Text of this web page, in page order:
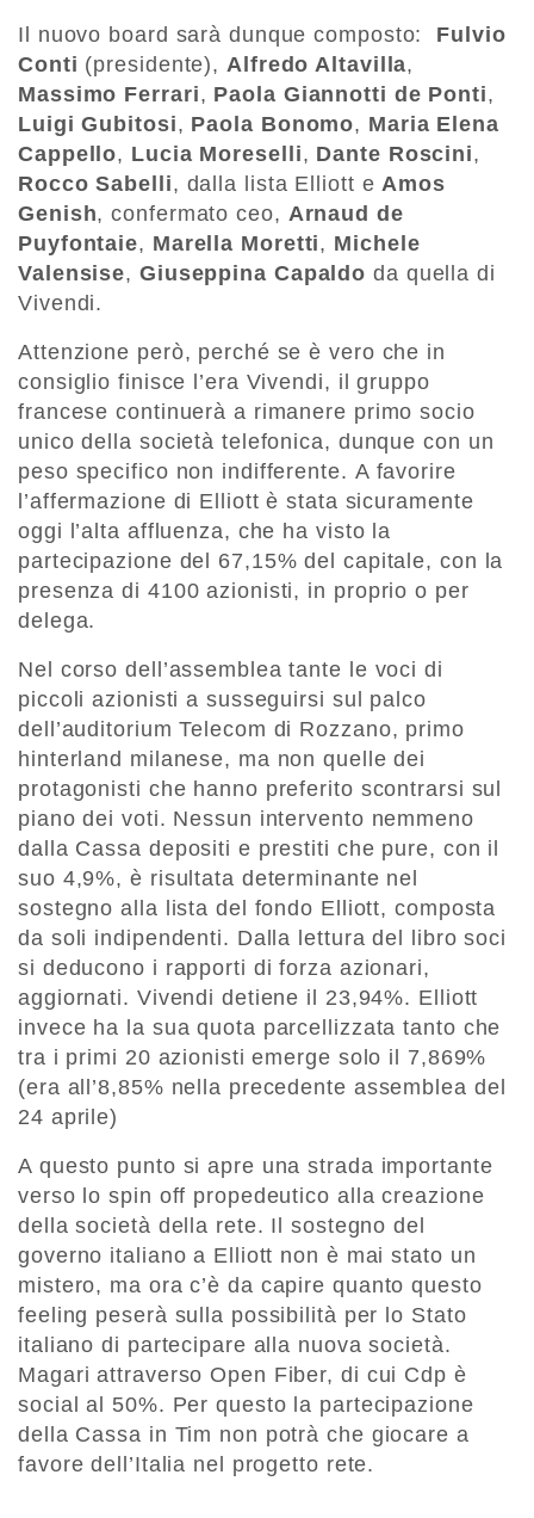
Il nuovo board sarà dunque composto: Fulvio
Conti (presidente), Alfredo Altavilla,
Massimo Ferrari, Paola Giannotti de Ponti,
Luigi Gubitosi, Paola Bonomo, Maria Elena
Cappello, Lucia Moreselli, Dante Roscini,
Rocco Sabelli, dalla lista Elliott eAmos
Genish, confermato ceo, Arnaud de
Puyfontaie, Marella Moretti, Michele
Valensise, Giuseppina Capaldo da quella di
Vivendi.
Attenzione però, perché se è vero che in
consiglio finisce l’era Vivendi, il gruppo
francese continuerà a rimanere primo socio
unico della società telefonica, dunque con un
peso specifico non indifferente. A favorire
l’affermazione di Elliott è stata sicuramente
oggi l’alta affluenza, che ha visto la
partecipazione del 67,15% del capitale, con la
presenza di 4100 azionisti, in proprio o per
delega.
Nel corso dell’assemblea tante le voci di
piccoli azionisti a susseguirsi sul palco
dell’auditorium Telecom di Rozzano, primo
hinterland milanese, ma non quelle dei
protagonisti che hanno preferito scontrarsi sul
piano dei voti. Nessun intervento nemmeno
dalla Cassa depositi e prestiti che pure, con il
suo 4,9%, è risultata determinante nel
sostegno alla lista del fondo Elliott, composta
da soli indipendenti. Dalla lettura del libro soci
si deducono i rapporti di forza azionari,
aggiornati. Vivendi detiene il 23,94%. Elliott
invece ha la sua quota parcellizzata tanto che
tra i primi 20 azionisti emerge solo il 7,869%
(era all’8,85% nella precedente assemblea del
24 aprile)
A questo punto si apre una strada importante
verso lo spin off propedeutico alla creazione
della società della rete. Il sostegno del
governo italiano a Elliott non è mai stato un
mistero, ma ora c’è da capire quanto questo
feeling peserà sulla possibilità per lo Stato
italiano di partecipare alla nuova società.
Magari attraverso Open Fiber, di cui Cdp è
social al 50%. Per questo la partecipazione
della Cassa in Tim non potrà che giocare a
favore dell’Italia nel progetto rete.